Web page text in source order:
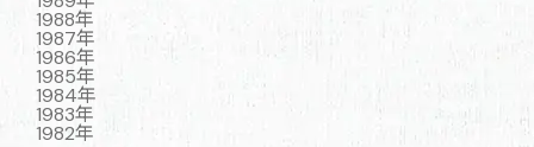
1988年
1987年
1986年
1985年
1984年
1983年
1982年